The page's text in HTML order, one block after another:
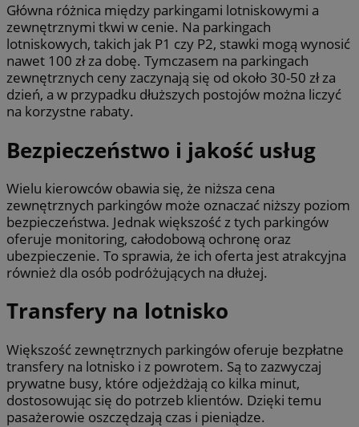
Główna różnica między parkingami lotniskowymi a
zewnętrznymi tkwi w cenie. Na parkingach
lotniskowych, takich jak P1 czy P2, stawki mogą wynosić
nawet 100 zł za dobę. Tymczasem na parkingach
zewnętrznych ceny zaczynają się od około 30-50 zł za
dzień, a w przypadku dłuższych postojów można liczyć
na korzystne rabaty.
Bezpieczeństwo i jakość usług
Wielu kierowców obawia się, że niższa cena
zewnętrznych parkingów może oznaczać niższy poziom
bezpieczeństwa. Jednak większość z tych parkingów
oferuje monitoring, całodobową ochronę oraz
ubezpieczenie. To sprawia, że ich oferta jest atrakcyjna
również dla osób podróżujących na dłużej.
Transfery na lotnisko
Większość zewnętrznych parkingów oferuje bezpłatne
transfery na lotnisko i z powrotem. Są to zazwyczaj
prywatne busy, które odjeżdżają co kilka minut,
dostosowując się do potrzeb klientów. Dzięki temu
pasażerowie oszczędzają czas i pieniądze.